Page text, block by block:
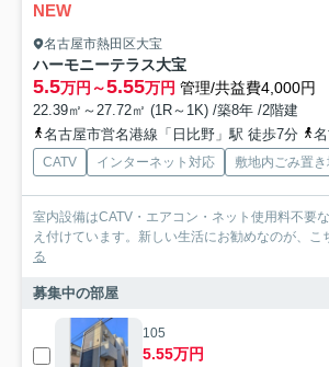
NEW
名古屋市熱田区大宝
ハーモニーテラス大宝
5.5万円～5.55万円 管理/共益費4,000円
22.39㎡～27.72㎡ (1R～1K) /築8年 /2階建
名古屋市営名港線「日比野」駅 徒歩7分
名
CATV インターネット対応 敷地内ごみ置
室内設備はCATV・エアコン・ネット使用料不要
え付けています。新しい生活にお勧めなのが、こ
る
募集中の部屋
105
5.55万円